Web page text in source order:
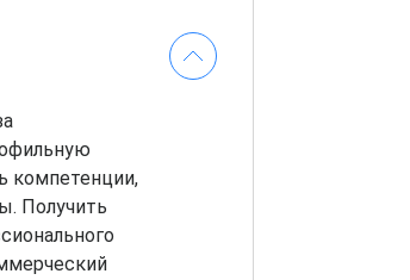
компетенции,
Получить